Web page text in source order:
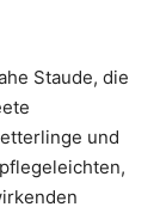
Staude, die
und